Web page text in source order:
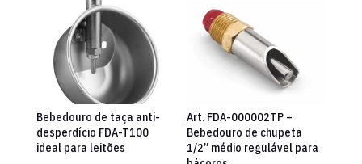
Bebedouro de taça anti-
desperdício FDA-T100
ideal para leitões
Art. FDA-000002TP –
Bebedouro de chupeta
1/2” médio regulável para